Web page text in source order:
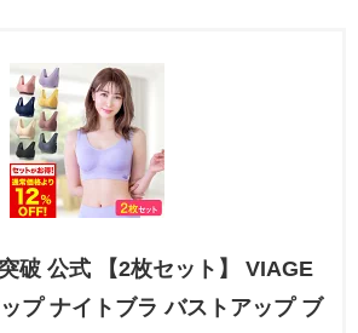
破 公式 【2枚セット】 VIAGE
プ ナイトブラ バストアップ ブ